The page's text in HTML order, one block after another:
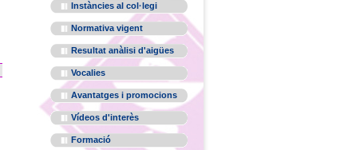
Instàncies al col·legi
Normativa vigent
Resultat anàlisi d'aigües
Vocalies
Avantatges i promocions
Vídeos d'interès
Formació